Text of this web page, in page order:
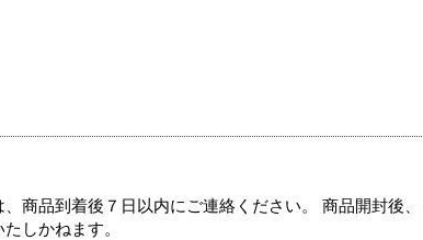
商品到着後７日以内にご連絡ください。 商品開封後
しかねます。